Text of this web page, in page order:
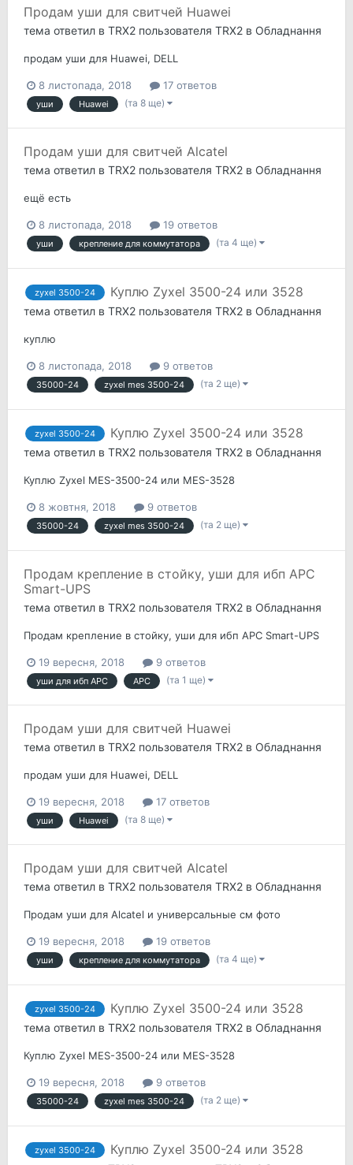
Продам уши для свитчей Huawei
тема ответил в TRX2 пользователя TRX2 в Обладнання
продам уши для Huawei, DELL
8 листопада, 2018 17 ответов
уши Huawei (та 8 ще)
Продам уши для свитчей Alcatel
тема ответил в TRX2 пользователя TRX2 в Обладнання
ещё есть
8 листопада, 2018 19 ответов
уши крепление для коммутатора (та 4 ще)
zyxel 3500-24 Куплю Zyxel 3500-24 или 3528
тема ответил в TRX2 пользователя TRX2 в Обладнання
куплю
8 листопада, 2018 9 ответов
35000-24 zyxel mes 3500-24 (та 2 ще)
zyxel 3500-24 Куплю Zyxel 3500-24 или 3528
тема ответил в TRX2 пользователя TRX2 в Обладнання
Куплю Zyxel MES-3500-24 или MES-3528
8 жовтня, 2018 9 ответов
35000-24 zyxel mes 3500-24 (та 2 ще)
Продам крепление в стойку, уши для ибп APC
Smart-UPS
тема ответил в TRX2 пользователя TRX2 в Обладнання
Продам крепление в стойку, уши для ибп APC Smart-UPS
19 вересня, 2018 9 ответов
уши для ибп APC APC (та 1 ще)
Продам уши для свитчей Huawei
тема ответил в TRX2 пользователя TRX2 в Обладнання
продам уши для Huawei, DELL
19 вересня, 2018 17 ответов
уши Huawei (та 8 ще)
Продам уши для свитчей Alcatel
тема ответил в TRX2 пользователя TRX2 в Обладнання
Продам уши для Alcatel и универсальные см фото
19 вересня, 2018 19 ответов
уши крепление для коммутатора (та 4 ще)
zyxel 3500-24 Куплю Zyxel 3500-24 или 3528
тема ответил в TRX2 пользователя TRX2 в Обладнання
Куплю Zyxel MES-3500-24 или MES-3528
19 вересня, 2018 9 ответов
35000-24 zyxel mes 3500-24 (та 2 ще)
zyxel 3500-24 Куплю Zyxel 3500-24 или 3528